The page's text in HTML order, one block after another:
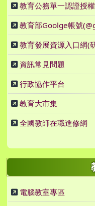
教育公務單一認證授
教育部Goolge帳號
教育發展資源入口網(
資訊常見問題
行政協作平台
教育大市集
全國教師在職進修網
電腦教室專區